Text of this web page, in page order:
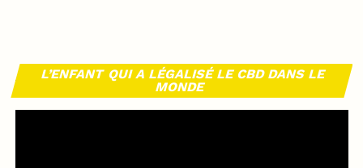
L’ENFANT QUI A LÉGALISÉ LE CBD DANS LE
MONDE